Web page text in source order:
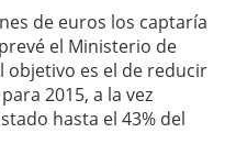
de euros los captaría
el Ministerio de
objetivo es el de reducir
2015, a la vez
hasta el 43% del